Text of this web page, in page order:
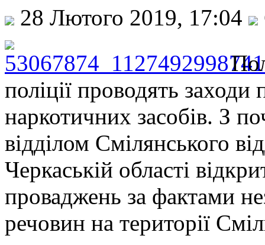
28 Лютого 2019, 17:04
поліції проводять заходи
наркотичних засобів. З
відділом Смілянського
Черкаській області
проваджень за фактами
речовин на території